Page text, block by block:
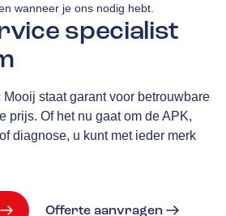
specialist
wanneer je ons nodig hebt.
staat garant voor betrouwbare
prijs. Of het nu gaat om de APK,
diagnose, u kunt met ieder merk
Offerte aanvragen